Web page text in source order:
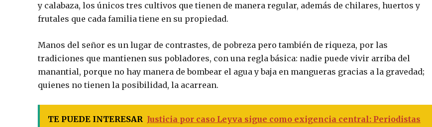
y calabaza, los únicos tres cultivos que tienen de manera regular, además de chilares, huertos y
frutales que cada familia tiene en su propiedad.
Manos del señor es un lugar de contrastes, de pobreza pero también de riqueza, por las
tradiciones que mantienen sus pobladores, con una regla básica: nadie puede vivir arriba del
manantial, porque no hay manera de bombear el agua y baja en mangueras gracias a la gravedad;
quienes no tienen la posibilidad, la acarrean.
TE PUEDE INTERESAR Justicia por caso Leyva sigue como exigencia central: Periodistas